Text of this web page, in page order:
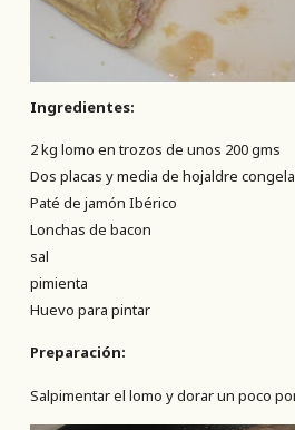
Ingredientes:
2 kg lomo en trozos de unos 200 gms
Dos placas y media de hojaldre
Paté de jamón Ibérico
Lonchas de bacon
sal
pimienta
Huevo para pintar
Preparación:
Salpimentar el lomo y dorar un poco